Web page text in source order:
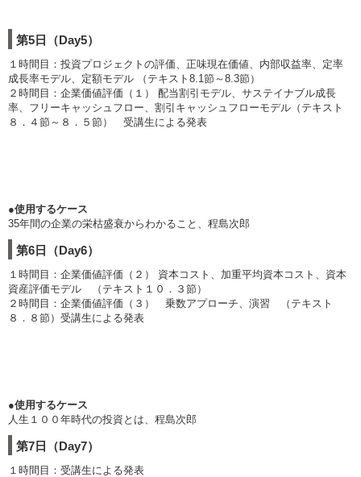
第5日（Day5）
１時間目：投資プロジェクトの評価、正味現在価値、内部収益率、定率
成長率モデル、定額モデル （テキスト8.1節～8.3節）
２時間目：企業価値評価（１） 配当割引モデル、サステイナブル成長
率、フリーキャッシュフロー、割引キャッシュフローモデル（テキスト
８．４節～８．５節） 受講生による発表
●使用するケース
35年間の企業の栄枯盛衰からわかること、程島次郎
第6日（Day6）
１時間目：企業価値評価（２） 資本コスト、加重平均資本コスト、資本
資産評価モデル （テキスト１０．３節）
２時間目：企業価値評価（３） 乗数アプローチ、演習 （テキスト
８．８節）受講生による発表
●使用するケース
人生１００年時代の投資とは、程島次郎
第7日（Day7）
１時間目：受講生による発表